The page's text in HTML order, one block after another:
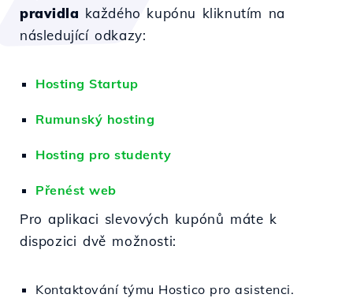
pravidla každého kupónu kliknutím na
následující odkazy:
Hosting Startup
Rumunský hosting
Hosting pro studenty
Přenést web
Pro aplikaci slevových kupónů máte k
dispozici dvě možnosti:
Kontaktování týmu Hostico pro asistenci.